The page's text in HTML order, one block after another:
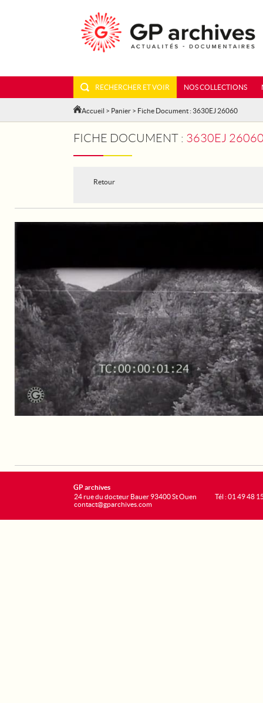
RECHERCHER ET VOIR NOS COLLECTIONS
Accueil > Panier > Fiche Document : 3630EJ 26060
FICHE DOCUMENT : 3630EJ 26060
Retour
GP archives
24 rue du docteur Bauer 93400 St Ouen
contact@gparchives.com
Tél : 01 49 48